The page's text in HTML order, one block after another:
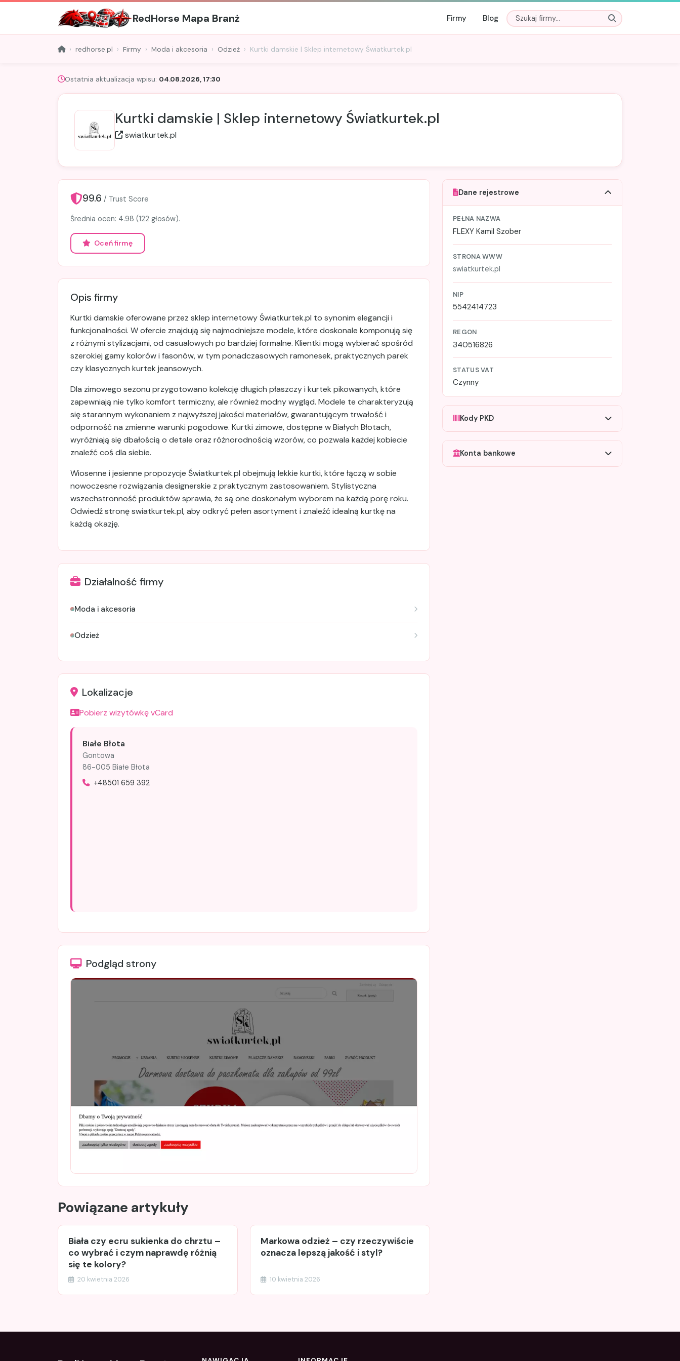
RedHorse Mapa Branż Firmy Blog
redhorse.pl Firmy Moda i akcesoria Odzież Kurtki damskie | Sklep internetowy Światkurtek.pl
Ostatnia aktualizacja wpisu: 04.08.2026, 17:30
Kurtki damskie | Sklep internetowy Światkurtek.pl
swiatkurtek.pl
Dane rejestrowe
PEŁNA NAZWA
FLEXY Kamil Szober
STRONA WWW
swiatkurtek.pl
NIP
5542414723
REGON
340516826
STATUS VAT
Czynny
Kody PKD
Konta bankowe
99.6 / Trust Score
Średnia ocen: 4.98 (122 głosów).
Oceń firmę
Opis firmy
Kurtki damskie oferowane przez sklep internetowy Światkurtek.pl to synonim elegancji i
funkcjonalności. W ofercie znajdują się najmodniejsze modele, które doskonale komponują się
z różnymi stylizacjami, od casualowych po bardziej formalne. Klientki mogą wybierać spośród
szerokiej gamy kolorów i fasonów, w tym ponadczasowych ramonesek, praktycznych parek
czy klasycznych kurtek jeansowych.
Dla zimowego sezonu przygotowano kolekcję długich płaszczy i kurtek pikowanych, które
zapewniają nie tylko komfort termiczny, ale również modny wygląd. Modele te charakteryzują
się starannym wykonaniem z najwyższej jakości materiałów, gwarantującym trwałość i
odporność na zmienne warunki pogodowe. Kurtki zimowe, dostępne w Białych Błotach,
wyróżniają się dbałością o detale oraz różnorodnością wzorów, co pozwala każdej kobiecie
znaleźć coś dla siebie.
Wiosenne i jesienne propozycje Światkurtek.pl obejmują lekkie kurtki, które łączą w sobie
nowoczesne rozwiązania designerskie z praktycznym zastosowaniem. Stylistyczna
wszechstronność produktów sprawia, że są one doskonałym wyborem na każdą porę roku.
Odwiedź stronę swiatkurtek.pl, aby odkryć pełen asortyment i znaleźć idealną kurtkę na
każdą okazję.
Działalność firmy
Moda i akcesoria
Odzież
Lokalizacje
Pobierz wizytówkę vCard
Białe Błota
Gontowa
86-005 Białe Błota
+48501 659 392
Podgląd strony
Powiązane artykuły
Biała czy ecru sukienka do chrztu –
co wybrać i czym naprawdę różnią
się te kolory?
20 kwietnia 2026
Markowa odzież – czy rzeczywiście
oznacza lepszą jakość i styl?
10 kwietnia 2026